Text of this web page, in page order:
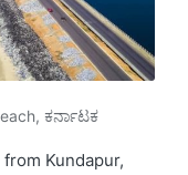
, ಕರ್ನಾಟಕ
Kundapur,